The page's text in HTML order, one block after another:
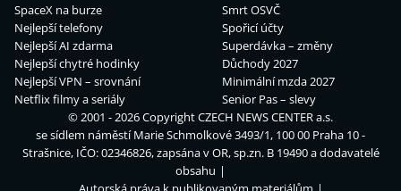
SpaceX na burze
Nejlepší telefony
Nejlepší AI zdarma
Nejlepší chytré hodinky
Nejlepší VPN – srovnání
Netflix filmy a seriály
Smrt OSVČ
Spořicí účty
Superdávka – změny
Důchody 2027
Minimální mzda 2027
Senior Pas – slevy
© 2001 - 2026 CopyrightCZECH NEWS CENTER a.s.
se sídlem náměstí Marie Schmolkové 3493/1, 100 00 Praha 10 -
Strašnice, IČO: 02346826, zapsána v OR, sp.zn. B 19490 a dodavatelé
obsahu